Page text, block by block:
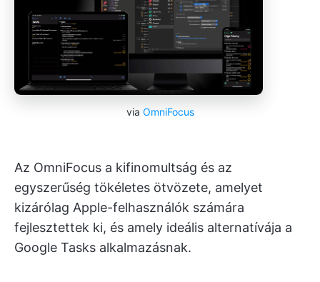
via OmniFocus
Az OmniFocus a kifinomultság és az
egyszerűség tökéletes ötvözete, amelyet
kizárólag Apple-felhasználók számára
fejlesztettek ki, és amely ideális alternatívája a
Google Tasks alkalmazásnak.